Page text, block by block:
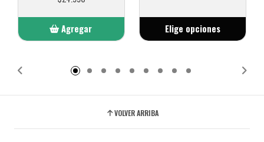
Agregar
Elige opciones
VOLVER ARRIBA